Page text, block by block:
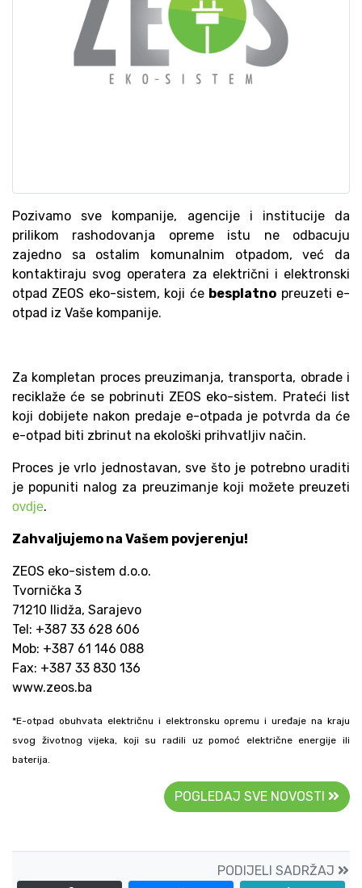
Pozivamo sve kompanije, agencije i institucije da
prilikom rashodovanja opreme istu ne odbacuju
zajedno sa ostalim komunalnim otpadom, već da
kontaktiraju svog operatera za električni i elektronski
otpad ZEOS eko-sistem, koji će besplatno preuzeti e-
otpad iz Vaše kompanije.
Za kompletan proces preuzimanja, transporta, obrade i
reciklaže će se pobrinuti ZEOS eko-sistem. Prateći list
koji dobijete nakon predaje e-otpada je potvrda da će
e-otpad biti zbrinut na ekološki prihvatljiv način.
Proces je vrlo jednostavan, sve što je potrebno uraditi
je popuniti nalog za preuzimanje koji možete preuzeti
ovdje.
Zahvaljujemo na Vašem povjerenju!
ZEOS eko-sistem d.o.o.
Tvornička 3
71210 Ilidža, Sarajevo
Tel: +387 33 628 606
Mob: +387 61 146 088
Fax: +387 33 830 136
www.zeos.ba
*E-otpad obuhvata električnu i elektronsku opremu i uređaje na kraju
svog životnog vijeka, koji su radili uz pomoć električne energije ili
baterija.
POGLEDAJ SVE NOVOSTI
PODIJELI SADRŽAJ